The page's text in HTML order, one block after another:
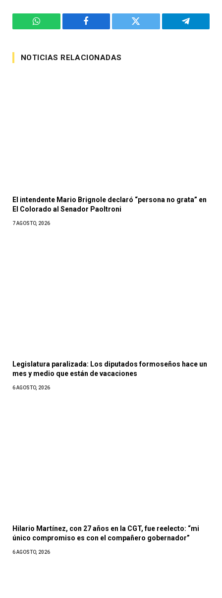
WhatsApp Facebook Twitter Telegram
NOTICIAS RELACIONADAS
El intendente Mario Brignole declaró “persona no grata” en
El Colorado al Senador Paoltroni
7 AGOSTO, 2026
Legislatura paralizada: Los diputados formoseños hace un
mes y medio que están de vacaciones
6 AGOSTO, 2026
Hilario Martínez, con 27 años en la CGT, fue reelecto: “mi
único compromiso es con el compañero gobernador”
6 AGOSTO, 2026